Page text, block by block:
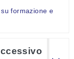
formazione e